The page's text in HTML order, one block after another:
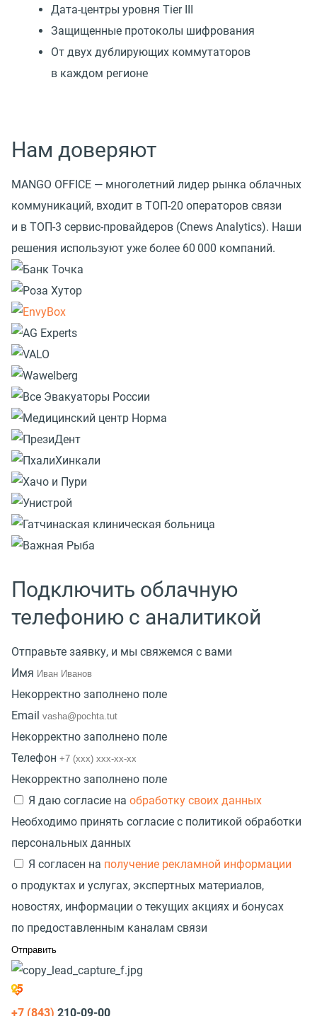
Дата-центры уровня Tier III
Защищенные протоколы шифрования
От двух дублирующих коммутаторов
в каждом регионе
Нам доверяют
MANGO OFFICE — многолетний лидер рынка облачных
коммуникаций, входит в ТОП-20 операторов связи
и в ТОП-3 сервис-провайдеров (Cnews Analytics). Наши
решения используют уже более 60 000 компаний.
Подключить облачную
телефонию с аналитикой
Отправьте заявку, и мы свяжемся с вами
Имя
Некорректно заполнено поле
Email
Некорректно заполнено поле
Телефон
Некорректно заполнено поле
Я даю согласие на обработку своих данных
Необходимо принять согласие с политикой обработки
персональных данных
Я согласен на получение рекламной информации
о продуктах и услугах, экспертных материалов,
новостях, информации о текущих акциях и бонусах
по предоставленным каналам связи
+7 (843) 210-09-00